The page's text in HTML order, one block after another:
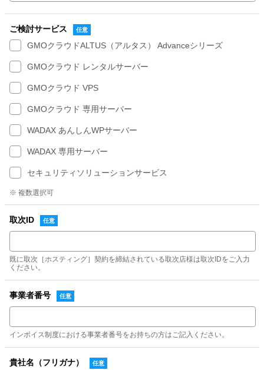
ご検討サービス
GMOクラウドALTUS（アルタス） Advanceシリーズ
GMOクラウド レンタルサーバー
GMOクラウド VPS
GMOクラウド 専用サーバー
WADAX あんしんWPサーバー
WADAX 専用サーバー
セキュリティソリューションサービス
※ 複数選択可
取次ID
既に取次［ホスティング］契約を締結されている取次店様は取次IDをご入力
ください。
事業者番号
インボイス制度における事業者番号をお持ちの方はご記入ください。
貴社名（フリガナ）